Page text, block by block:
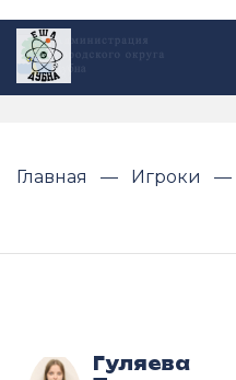
Главная Игроки
Гуляева